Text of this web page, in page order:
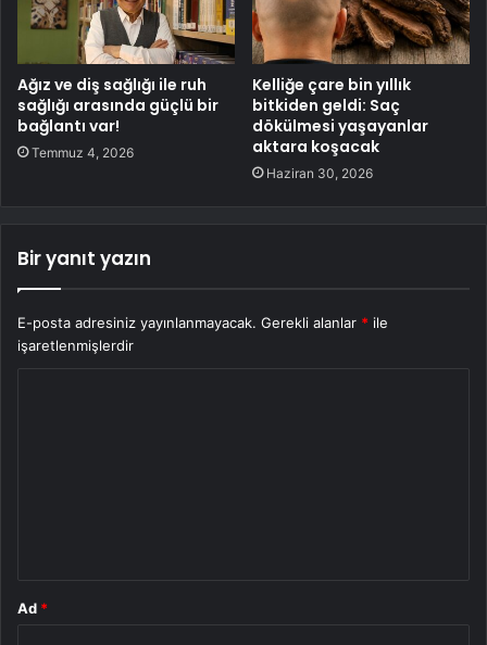
Ağız ve diş sağlığı ile ruh
sağlığı arasında güçlü bir
bağlantı var!
Temmuz 4, 2026
Kelliğe çare bin yıllık
bitkiden geldi: Saç
dökülmesi yaşayanlar
aktara koşacak
Haziran 30, 2026
Bir yanıt yazın
E-posta adresiniz yayınlanmayacak. Gerekli alanlar * ile
işaretlenmişlerdir
Ad *